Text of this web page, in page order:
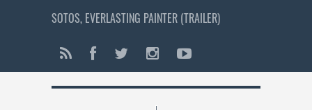
SOTOS, EVERLASTING PAINTER (TRAILER)